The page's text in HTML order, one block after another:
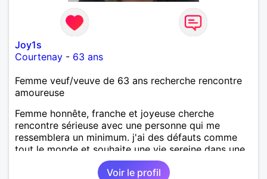
Joy1s
Courtenay - 63 ans
Femme veuf/veuve de 63 ans recherche rencontre
amoureuse
Femme honnête, franche et joyeuse cherche
rencontre sérieuse avec une personne qui me
ressemblera un minimum. j'ai des défauts comme
tout le monde et souhaite une vie sereine dans une
relation sur du long terme.
Voir le profil